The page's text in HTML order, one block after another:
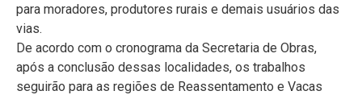
para moradores, produtores rurais e demais usuários das
vias.
De acordo com o cronograma da Secretaria de Obras,
após a conclusão dessas localidades, os trabalhos
seguirão para as regiões de Reassentamento e Vacas